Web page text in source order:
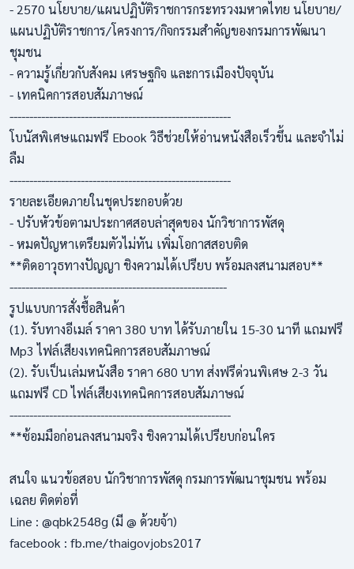
- 2570 นโยบาย/แผนปฏิบัติราชการกระทรวงมหาดไทย นโยบาย/
แผนปฏิบัติราชการ/โครงการ/กิจกรรมสำคัญของกรมการพัฒนา
ชุมชน
- ความรู้เกี่ยวกับสังคม เศรษฐกิจ และการเมืองปัจจุบัน
- เทคนิคการสอบสัมภาษณ์
--------------------------------------------------------
โบนัสพิเศษแถมฟรี Ebook วิธีช่วยให้อ่านหนังสือเร็วขึ้น และจำไม่
ลืม
--------------------------------------------------------
รายละเอียดภายในชุดประกอบด้วย
- ปรับหัวข้อตามประกาศสอบล่าสุดของ นักวิชาการพัสดุ
- หมดปัญหาเตรียมตัวไม่ทัน เพิ่มโอกาสสอบติด
**ติดอาวุธทางปัญญา ชิงความได้เปรียบ พร้อมลงสนามสอบ**
-------------------------------------------------------
รูปแบบการสั่งชื้อสินค้า
(1). รับทางอีเมล์ ราคา 380 บาท ได้รับภายใน 15-30 นาที แถมฟรี
Mp3 ไฟล์เสียงเทคนิคการสอบสัมภาษณ์
(2). รับเป็นเล่มหนังสือ ราคา 680 บาท ส่งฟรีด่วนพิเศษ 2-3 วัน
แถมฟรี CD ไฟล์เสียงเทคนิคการสอบสัมภาษณ์
--------------------------------------------------------
**ซ้อมมือก่อนลงสนามจริง ชิงความได้เปรียบก่อนใคร
สนใจ แนวข้อสอบ นักวิชาการพัสดุ กรมการพัฒนาชุมชน พร้อม
เฉลย ติดต่อที่
Line : @qbk2548g (มี @ ด้วยจ้า)
facebook : fb.me/thaigovjobs2017